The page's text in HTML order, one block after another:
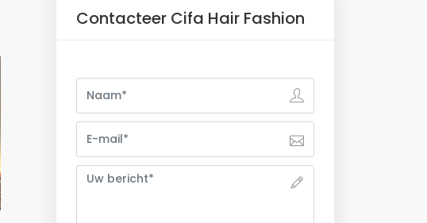
Contacteer Cifa Hair Fashion